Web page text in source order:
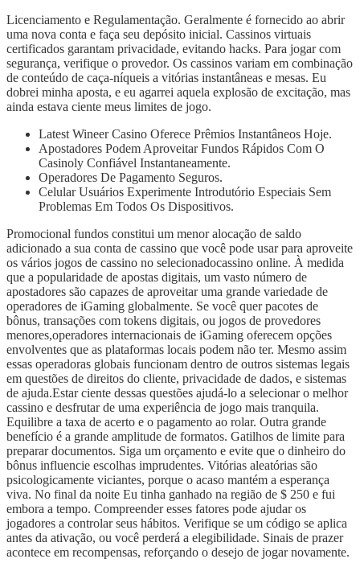
Licenciamento e Regulamentação. Geralmente é fornecido ao abrir
uma nova conta e faça seu depósito inicial. Cassinos virtuais
certificados garantam privacidade, evitando hacks. Para jogar com
segurança, verifique o provedor. Os cassinos variam em combinação
de conteúdo de caça-níqueis a vitórias instantâneas e mesas. Eu
dobrei minha aposta, e eu agarrei aquela explosão de excitação, mas
ainda estava ciente meus limites de jogo.
Latest Wineer Casino Oferece Prêmios Instantâneos Hoje.
Apostadores Podem Aproveitar Fundos Rápidos Com O
Casinoly Confiável Instantaneamente.
Operadores De Pagamento Seguros.
Celular Usuários Experimente Introdutório Especiais Sem
Problemas Em Todos Os Dispositivos.
Promocional fundos constitui um menor alocação de saldo
adicionado a sua conta de cassino que você pode usar para aproveite
os vários jogos de cassino no selecionadocassino online. À medida
que a popularidade de apostas digitais, um vasto número de
apostadores são capazes de aproveitar uma grande variedade de
operadores de iGaming globalmente. Se você quer pacotes de
bônus, transações com tokens digitais, ou jogos de provedores
menores,operadores internacionais de iGaming oferecem opções
envolventes que as plataformas locais podem não ter. Mesmo assim
essas operadoras globais funcionam dentro de outros sistemas legais
em questões de direitos do cliente, privacidade de dados, e sistemas
de ajuda.Estar ciente dessas questões ajudá-lo a selecionar o melhor
cassino e desfrutar de uma experiência de jogo mais tranquila.
Equilibre a taxa de acerto e o pagamento ao rolar. Outra grande
benefício é a grande amplitude de formatos. Gatilhos de limite para
preparar documentos. Siga um orçamento e evite que o dinheiro do
bônus influencie escolhas imprudentes. Vitórias aleatórias são
psicologicamente viciantes, porque o acaso mantém a esperança
viva. No final da noite Eu tinha ganhado na região de $ 250 e fui
embora a tempo. Compreender esses fatores pode ajudar os
jogadores a controlar seus hábitos. Verifique se um código se aplica
antes da ativação, ou você perderá a elegibilidade. Sinais de prazer
acontece em recompensas, reforçando o desejo de jogar novamente.